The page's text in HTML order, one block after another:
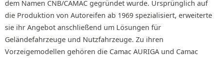
dem Namen CNB/CAMAC gegründet wurde. Ursprünglich auf
die Produktion von Autoreifen ab 1969 spezialisiert, erweiterte
sie ihr Angebot anschließend um Lösungen für
Geländefahrzeuge und Nutzfahrzeuge. Zu ihren
Vorzeigemodellen gehören die Camac AURIGA und Camac